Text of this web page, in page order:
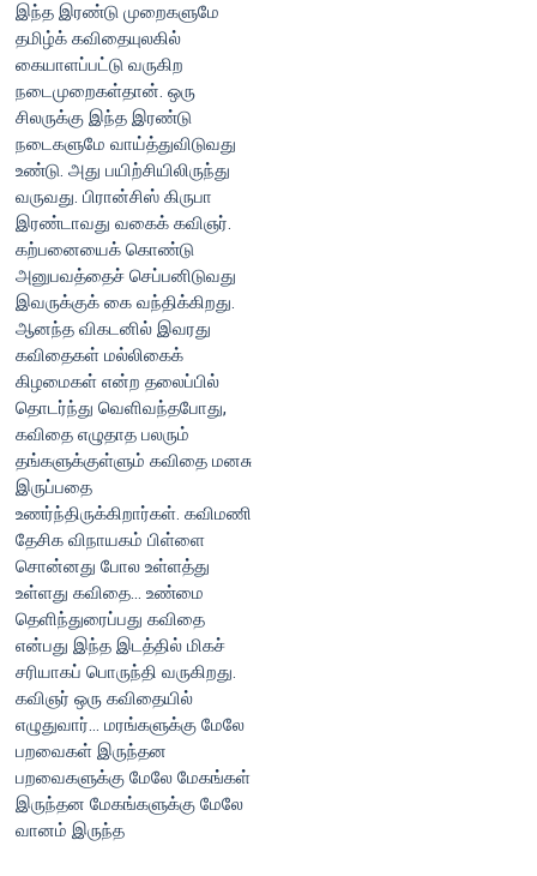
இந்த இரண்டு முறைகளுமே
தமிழ்க் கவிதையுலகில்
கையாளப்பட்டு வருகிற
நடைமுறைகள்தான். ஒரு
சிலருக்கு இந்த இரண்டு
நடைகளுமே வாய்த்துவிடுவது
உண்டு. அது பயிற்சியிலிருந்து
வருவது. பிரான்சிஸ் கிருபா
இரண்டாவது வகைக் கவிஞர்.
கற்பனையைக் கொண்டு
அனுபவத்தைச் செப்பனிடுவது
இவருக்குக் கை வந்திக்கிறது.
ஆனந்த விகடனில் இவரது
கவிதைகள் மல்லிகைக்
கிழமைகள் என்ற தலைப்பில்
தொடர்ந்து வெளிவந்தபோது,
கவிதை எழுதாத பலரும்
தங்களுக்குள்ளும் கவிதை மனசு
இருப்பதை
உணர்ந்திருக்கிறார்கள். கவிமணி
தேசிக விநாயகம் பிள்ளை
சொன்னது போல உள்ளத்து
உள்ளது கவிதை... உண்மை
தெளிந்துரைப்பது கவிதை
என்பது இந்த இடத்தில் மிகச்
சரியாகப் பொருந்தி வருகிறது.
கவிஞர் ஒரு கவிதையில்
எழுதுவார்... மரங்களுக்கு மேலே
பறவைகள் இருந்தன
பறவைகளுக்கு மேலே மேகங்கள்
இருந்தன மேகங்களுக்கு மேலே
வானம் இருந்த